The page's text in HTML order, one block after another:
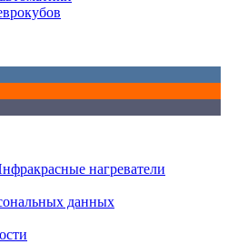
нагреватели
данных